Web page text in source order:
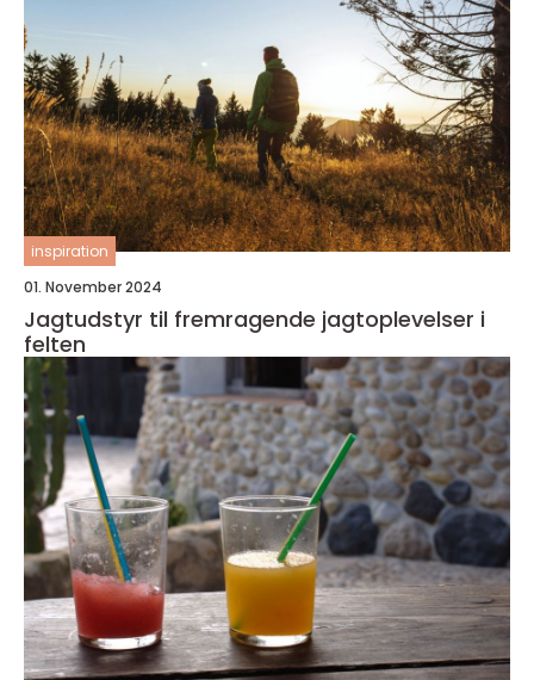
inspiration
01. November 2024
Jagtudstyr til fremragende jagtoplevelser i
felten